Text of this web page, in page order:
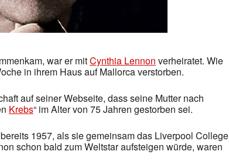
war er mitCynthia Lennon verheiratet. Wie
in ihrem Haus auf Mallorca verstorben.
auf seiner Webseite, dass seine Mutter nach
Krebs“ im Alter von 75 Jahren gestorben sei.
1957, als sie gemeinsam das Liverpool College
schon bald zum Weltstar aufsteigen würde, waren